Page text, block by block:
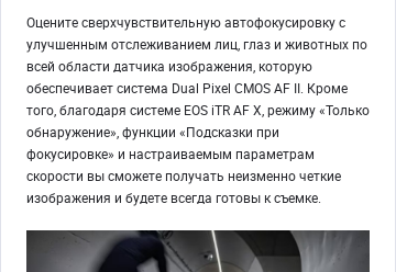
Оцените сверхчувствительную автофокусировку с
улучшенным отслеживанием лиц, глаз и животных по
всей области датчика изображения, которую
обеспечивает система Dual Pixel CMOS AF II. Кроме
того, благодаря системе EOS iTR AF X, режиму «Только
обнаружение», функции «Подсказки при
фокусировке» и настраиваемым параметрам
скорости вы сможете получать неизменно четкие
изображения и будете всегда готовы к съемке.